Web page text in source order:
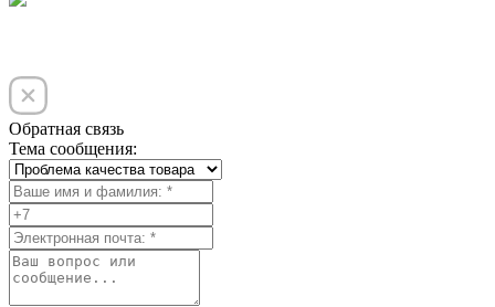
Обратная связь
Тема сообщения: